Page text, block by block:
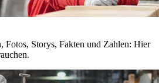
Fotos, Storys, Fakten und Zahlen: Hier